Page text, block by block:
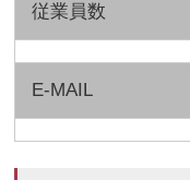
従業員数
E-MAIL